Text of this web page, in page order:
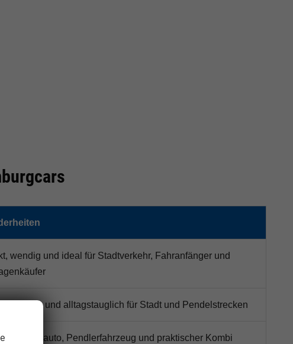
wendig und ideal für Stadtverkehr, Fahranfänger und
modern und alltagstauglich für Stadt und Pendelstrecken
Alltagsauto, Pendlerfahrzeug und praktischer Kombi